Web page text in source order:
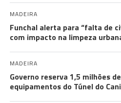
MADEIRA
Funchal alerta para “falta de
com impacto na limpeza
MADEIRA
Governo reserva 1,5 milhões
equipamentos do Túnel do